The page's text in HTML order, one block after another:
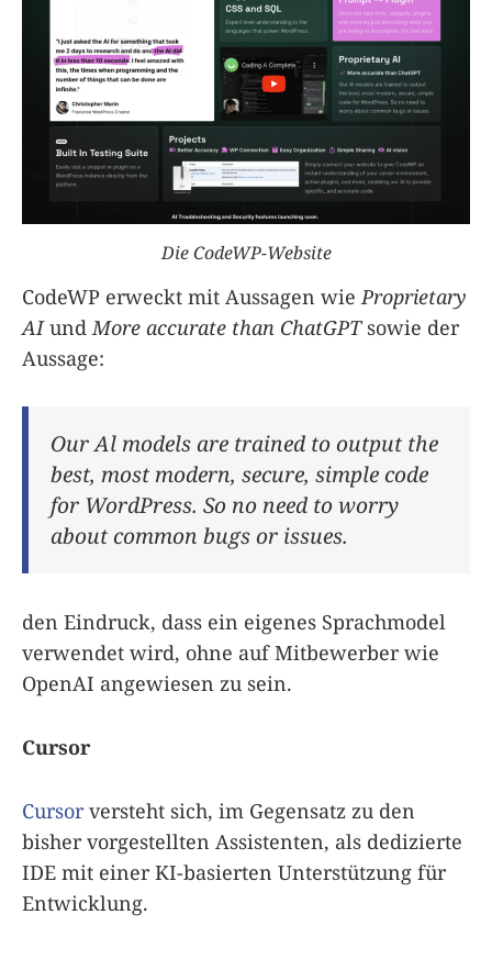
Die CodeWP-Website
CodeWP erweckt mit Aussagen wieProprietary
AIundMore accurate than ChatGPTsowie der
Aussage:
Our Al models are trained to output the
best, most modern, secure, simple code
for WordPress. So no need to worry
about common bugs or issues.
den Eindruck, dass ein eigenes Sprachmodel
verwendet wird, ohne auf Mitbewerber wie
OpenAI angewiesen zu sein.
Cursor
Cursorversteht sich, im Gegensatz zu den
bisher vorgestellten Assistenten, als dedizierte
IDE mit einer KI-basierten Unterstützung für
Entwicklung.